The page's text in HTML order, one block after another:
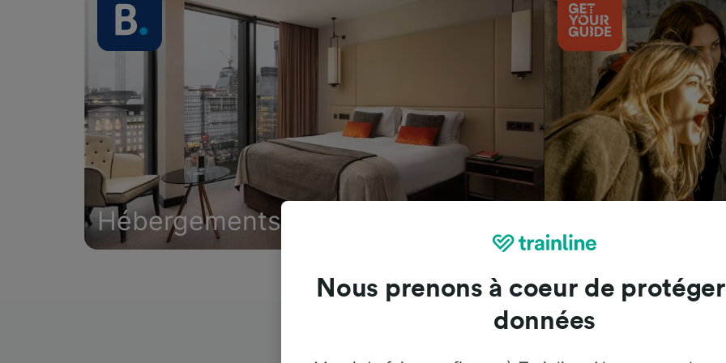
Hébergements
Trainline : l'avis de nos clients
Nous prenons à coeur de
données